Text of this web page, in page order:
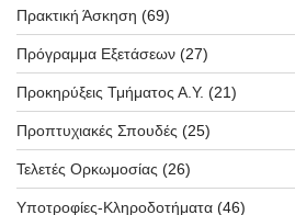
Πρακτική Άσκηση (69)
Πρόγραμμα Εξετάσεων (27)
Προκηρύξεις Τμήματος Α.Υ. (21)
Προπτυχιακές Σπουδές (25)
Τελετές Ορκωμοσίας (26)
Υποτροφίες-Κληροδοτήματα (46)